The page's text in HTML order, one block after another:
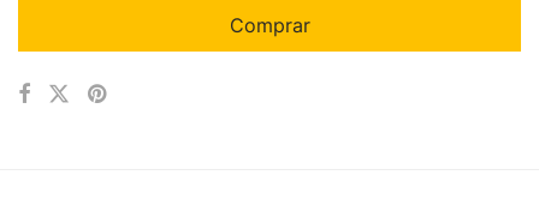
Comprar